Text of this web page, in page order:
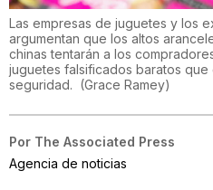
Las empresas de juguetes y los
argumentan que los altos
chinas tentarán a los
juguetes falsificados baratos
seguridad. (Grace Ramey)
Por The Associated Press
Agencia de noticias